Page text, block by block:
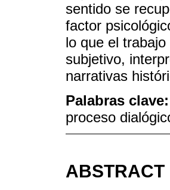
sentido se
factor
lo que el
subjetivo,
narrativas
Palabras clave:
proceso
ABSTRACT